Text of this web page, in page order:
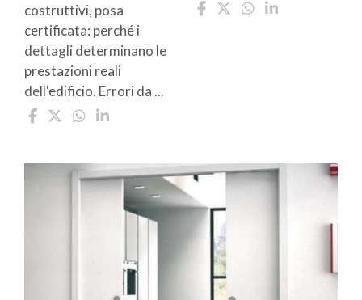
costruttivi, posa
certificata: perché i
dettagli determinano le
prestazioni reali
dell'edificio. Errori da ...